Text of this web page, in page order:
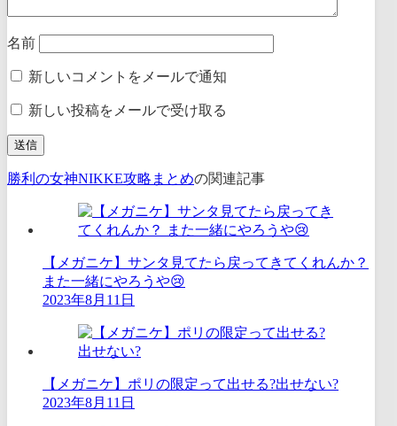
名前
新しいコメントをメールで通知
新しい投稿をメールで受け取る
勝利の女神NIKKE攻略まとめの関連記事
【メガニケ】サンタ見てたら戻ってきてくれんか？
また一緒にやろうや😢
2023年8月11日
【メガニケ】ポリの限定って出せる?出せない?
2023年8月11日